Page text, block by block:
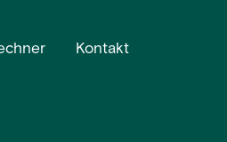
Kontakt